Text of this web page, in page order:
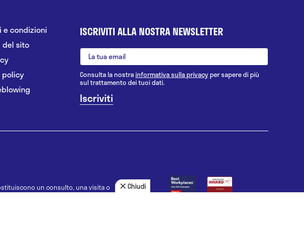
e condizioni
del sito
policy
ISCRIVITI ALLA NOSTRA NEWSLETTER
Consulta la nostrainformativa sulla privacy per sapere di più
sul trattamento dei tuoi dati.
un consulto, una visita o
la formulazione di una diagnosi, la
Chiudi